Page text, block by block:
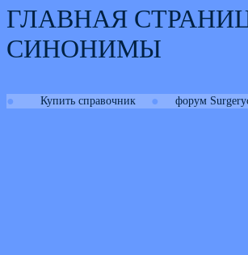
ГЛАВНАЯ
СИНОНИМЫ
● Купить справочник ● форум